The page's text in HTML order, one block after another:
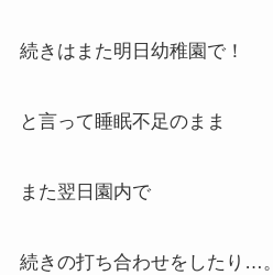
続きはまた明日幼稚園で！
と言って睡眠不足のまま
また翌日園内で
続きの打ち合わせをしたり…。